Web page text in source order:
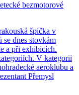
bezmotorové
špička v
dnes stovkám
a při exhibicích.
V kategorii
aeroklubu a
Přemysl